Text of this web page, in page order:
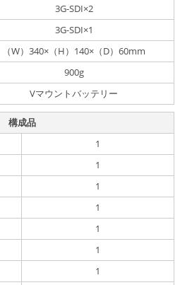
3G-SDI×2
3G-SDI×1
（W）340×（H）140×（D）60mm
900g
Vマウントバッテリー
構成品
1
1
1
1
1
1
1